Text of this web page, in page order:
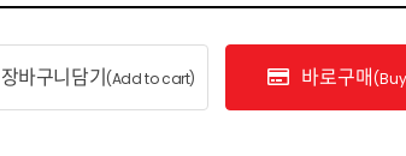
장바구니담기(Add to cart) 바로구매